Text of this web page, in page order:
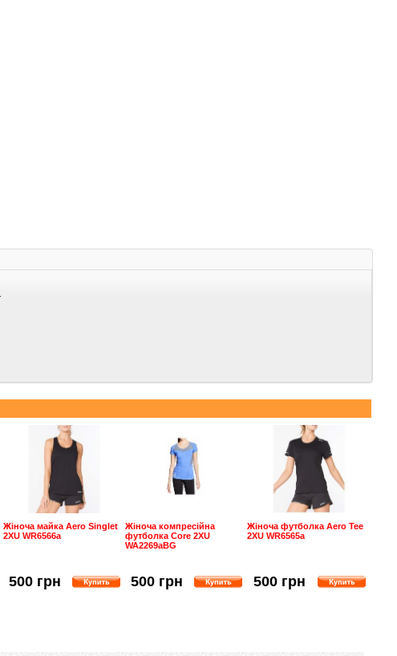
Жіноча майка Aero Singlet
2XU WR6566a
Жіноча компресійна
футболка Core 2XU
WA2269aBG
Жіноча футболка Aero Tee
2XU WR6565a
500 грн 500 грн 500 грн